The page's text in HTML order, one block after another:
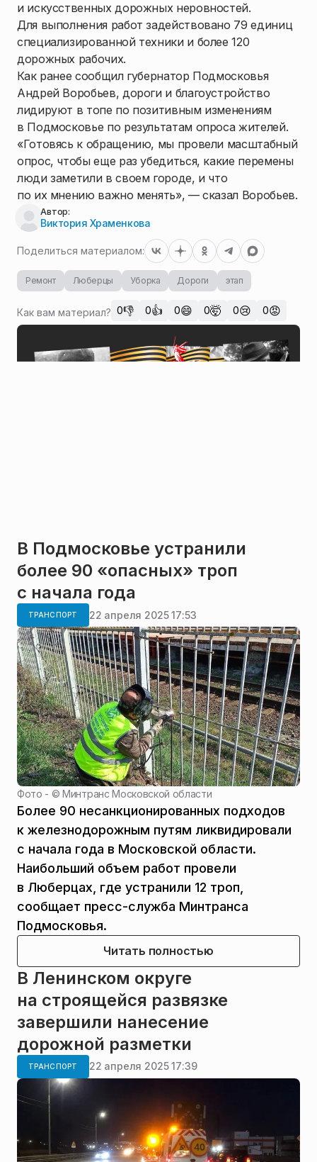
и искусственных дорожных неровностей.
Для выполнения работ задействовано 79 единиц
специализированной техники и более 120
дорожных рабочих.
⁣Как ранее сообщил губернатор Подмосковья
Андрей Воробьев, дороги и благоустройство
лидируют в топе по позитивным изменениям
в Подмосковье по результатам опроса жителей.
«Готовясь к обращению, мы провели масштабный
опрос, чтобы еще раз убедиться, какие перемены
люди заметили в своем городе, и что
по их мнению важно менять», — сказал Воробьев.
Автор:
Виктория Храменкова
Поделиться материалом:
Ремонт Люберцы Уборка Дороги этап
Как вам материал? 0👎 0👍 0😄 0🤯 0😢 0😡
В Подмосковье устранили
более 90 «опасных» троп
с начала года
ТРАНСПОРТ 22 апреля 2025 17:53
Фото - ©Минтранс Московской области
Более 90 несанкционированных подходов
к железнодорожным путям ликвидировали
с начала года в Московской области.
Наибольший объем работ провели
в Люберцах, где устранили 12 троп,
сообщает пресс-служба Минтранса
Подмосковья.
Читать полностью
В Ленинском округе
на строящейся развязке
завершили нанесение
дорожной разметки
ТРАНСПОРТ 22 апреля 2025 17:39